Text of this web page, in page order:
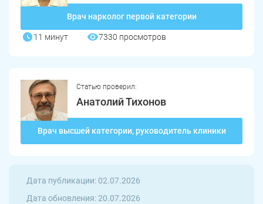
Врач нарколог первой категории
11 минут 7330 просмотров
Статью проверил:
Анатолий Тихонов
Врач высшей категории, руководитель клиники
Дата публикации: 02.07.2026
Дата обновления: 20.07.2026
Я ознакомлен и принимаюусловия работы сайта
Задать вопрос
Я ознакомлен и принимаюусловия работы сайта
Я ознакомлен и принимаюусловия работы сайта
Я ознакомлен и принимаюусловия работы сайта
Катав-Ивановск
Пласт Бакал
Еманжелинск
Аша
Кыштым